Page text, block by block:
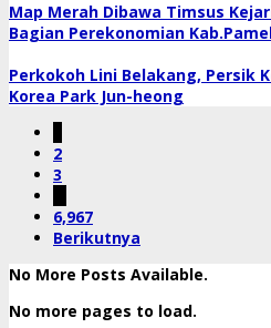
Map Merah Dibawa Timsus
Bagian Perekonomian
Perkokoh Lini Belakang, Persik
Korea Park Jun-heong
2
3
6,967
Berikutnya
No More Posts Available.
No more pages to load.